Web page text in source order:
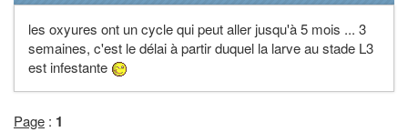
les oxyures ont un cycle qui peut aller jusqu'à 5 mois ... 3
semaines, c'est le délai à partir duquel la larve au stade L3
est infestante
Page : 1